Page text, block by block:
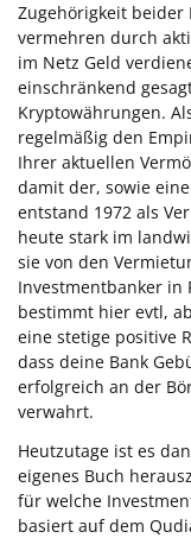
Zugehörigkeit beider
vermehren durch
im Netz Geld
einschränkend
Kryptowährungen.
regelmäßig den
Ihrer aktuellen
damit der, sowie
entstand 1972 als
heute stark im
sie von den
Investmentbanker in
bestimmt hier evtl,
eine stetige positive
dass deine Bank
erfolgreich an der
verwahrt.
Heutzutage ist es
eigenes Buch
für welche
basiert auf dem